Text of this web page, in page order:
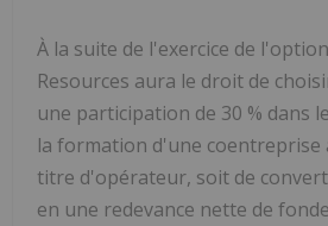
À la suite de l'exercice de
Resources aura le droit de
une participation de 30 % dans
la formation d'une coentreprise
titre d'opérateur, soit de
en une redevance nette de